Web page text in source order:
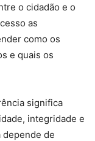
o cidadão e o
as
como os
e quais os
significa
integridade e
depende de